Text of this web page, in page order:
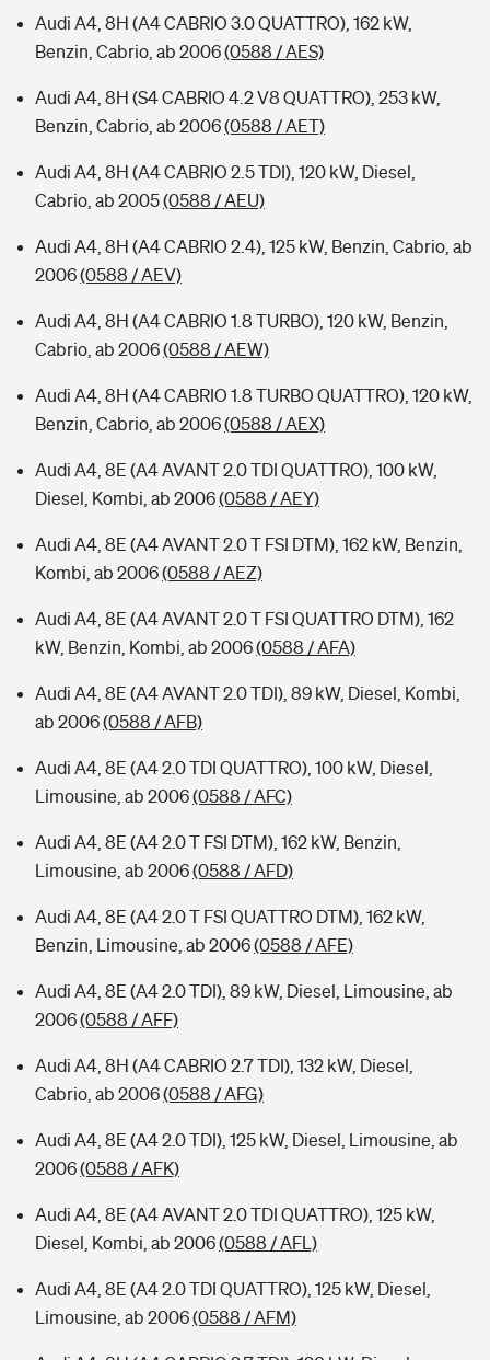
Audi A4, 8H (A4 CABRIO 3.0 QUATTRO), 162 kW,
Benzin, Cabrio, ab 2006(0588 / AES)
Audi A4, 8H (S4 CABRIO 4.2 V8 QUATTRO), 253 kW,
Benzin, Cabrio, ab 2006(0588 / AET)
Audi A4, 8H (A4 CABRIO 2.5 TDI), 120 kW, Diesel,
Cabrio, ab 2005(0588 / AEU)
Audi A4, 8H (A4 CABRIO 2.4), 125 kW, Benzin, Cabrio, ab
2006(0588 / AEV)
Audi A4, 8H (A4 CABRIO 1.8 TURBO), 120 kW, Benzin,
Cabrio, ab 2006(0588 / AEW)
Audi A4, 8H (A4 CABRIO 1.8 TURBO QUATTRO), 120 kW,
Benzin, Cabrio, ab 2006(0588 / AEX)
Audi A4, 8E (A4 AVANT 2.0 TDI QUATTRO), 100 kW,
Diesel, Kombi, ab 2006(0588 / AEY)
Audi A4, 8E (A4 AVANT 2.0 T FSI DTM), 162 kW, Benzin,
Kombi, ab 2006(0588 / AEZ)
Audi A4, 8E (A4 AVANT 2.0 T FSI QUATTRO DTM), 162
kW, Benzin, Kombi, ab 2006(0588 / AFA)
Audi A4, 8E (A4 AVANT 2.0 TDI), 89 kW, Diesel, Kombi,
ab 2006(0588 / AFB)
Audi A4, 8E (A4 2.0 TDI QUATTRO), 100 kW, Diesel,
Limousine, ab 2006(0588 / AFC)
Audi A4, 8E (A4 2.0 T FSI DTM), 162 kW, Benzin,
Limousine, ab 2006(0588 / AFD)
Audi A4, 8E (A4 2.0 T FSI QUATTRO DTM), 162 kW,
Benzin, Limousine, ab 2006(0588 / AFE)
Audi A4, 8E (A4 2.0 TDI), 89 kW, Diesel, Limousine, ab
2006(0588 / AFF)
Audi A4, 8H (A4 CABRIO 2.7 TDI), 132 kW, Diesel,
Cabrio, ab 2006(0588 / AFG)
Audi A4, 8E (A4 2.0 TDI), 125 kW, Diesel, Limousine, ab
2006(0588 / AFK)
Audi A4, 8E (A4 AVANT 2.0 TDI QUATTRO), 125 kW,
Diesel, Kombi, ab 2006(0588 / AFL)
Audi A4, 8E (A4 2.0 TDI QUATTRO), 125 kW, Diesel,
Limousine, ab 2006(0588 / AFM)